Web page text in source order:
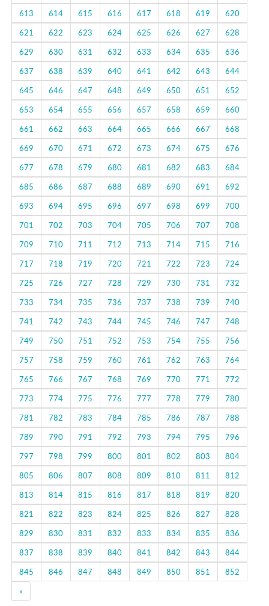
613
614 615 616 617 618 619
620
621
622 623 624 625 626 627
628
629
630 631 632 633 634 635
636
637
638 639 640 641 642 643
644
645
646 647 648 649 650 651
652
653
654 655 656 657 658 659
660
661
662 663 664 665 666 667
668
669
670 671 672 673 674 675
676
677
678 679 680 681 682 683
684
685
686 687 688 689 690 691
692
693
694 695 696 697 698 699
700
701
702 703 704 705 706 707
708
709
710 711 712 713 714 715
716
717
718 719 720 721 722 723
724
725
726 727 728 729 730 731
732
733
734 735 736 737 738 739
740
741
742 743 744 745 746 747
748
749
750 751 752 753 754 755
756
757
758 759 760 761 762 763
764
765
766 767 768 769 770 771
772
773
774 775 776 777 778 779
780
781
782 783 784 785 786 787
788
789
790 791 792 793 794 795
796
797
798 799 800 801 802 803
804
805
806 807 808 809 810 811
812
813
814 815 816 817 818 819
820
821
822 823 824 825 826 827
828
829
830 831 832 833 834 835
836
837
838 839 840 841 842 843
844
845
846 847 848 849 850 851
852
»